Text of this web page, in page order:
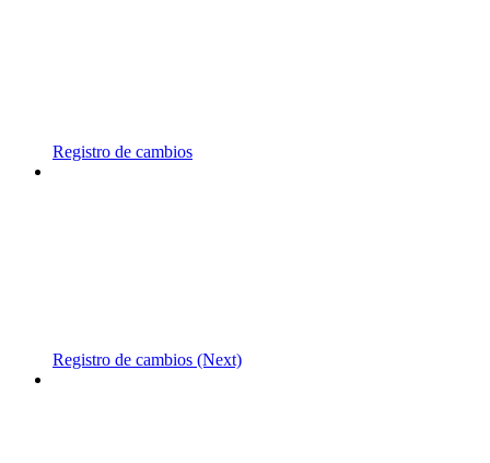
Registro de cambios
Registro de cambios (Next)